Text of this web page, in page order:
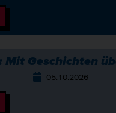
Geschichten
05.10.2026